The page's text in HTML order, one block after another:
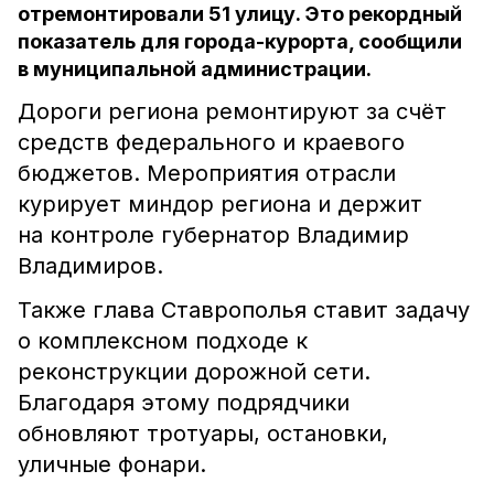
отремонтировали 51 улицу. Это рекордный
показатель для города-курорта, сообщили
в муниципальной администрации.
Дороги региона ремонтируют за счёт
средств федерального и краевого
бюджетов. Мероприятия отрасли
курирует миндор региона и держит
на контроле губернатор Владимир
Владимиров.
Также глава Ставрополья ставит задачу
о комплексном подходе к
реконструкции дорожной сети.
Благодаря этому подрядчики
обновляют тротуары, остановки,
уличные фонари.